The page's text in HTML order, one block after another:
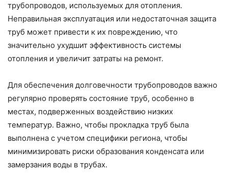
трубопроводов, используемых для отопления.
Неправильная эксплуатация или недостаточная защита
труб может привести к их повреждению, что
значительно ухудшит эффективность системы
отопления и увеличит затраты на ремонт.
Для обеспечения долговечности трубопроводов важно
регулярно проверять состояние труб, особенно в
местах, подверженных воздействию низких
температур. Важно, чтобы прокладка труб была
выполнена с учетом специфики региона, чтобы
минимизировать риски образования конденсата или
замерзания воды в трубах.